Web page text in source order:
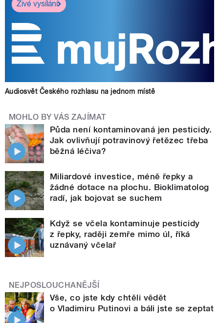
Živé vysílání
Audiosvět Českého rozhlasu na jednom místě
MOHLO BY VÁS ZAJÍMAT
Půda není kontaminovaná jen pesticidy.
Jak ovlivňují potravinový řetězec třeba
běžná léčiva?
Miliardové investice, méně řepky a
žádné dotace na plochu. Bioklimatolog
radí, jak bojovat se suchem
Když se včela kontaminuje pesticidy
z řepky, raději zemře mimo úl, říká
uznávaný včelař
NEJPOSLOUCHANĚJŠÍ
Vše, co jste kdy chtěli vědět
o Vladimiru Putinovi a báli jste se zeptat